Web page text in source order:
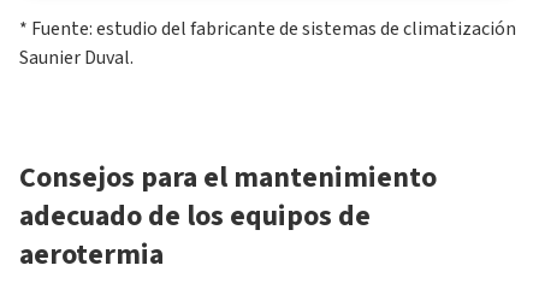
* Fuente: estudio del fabricante de sistemas de climatización
Saunier Duval.
Consejos para el mantenimiento
adecuado de los equipos de
aerotermia